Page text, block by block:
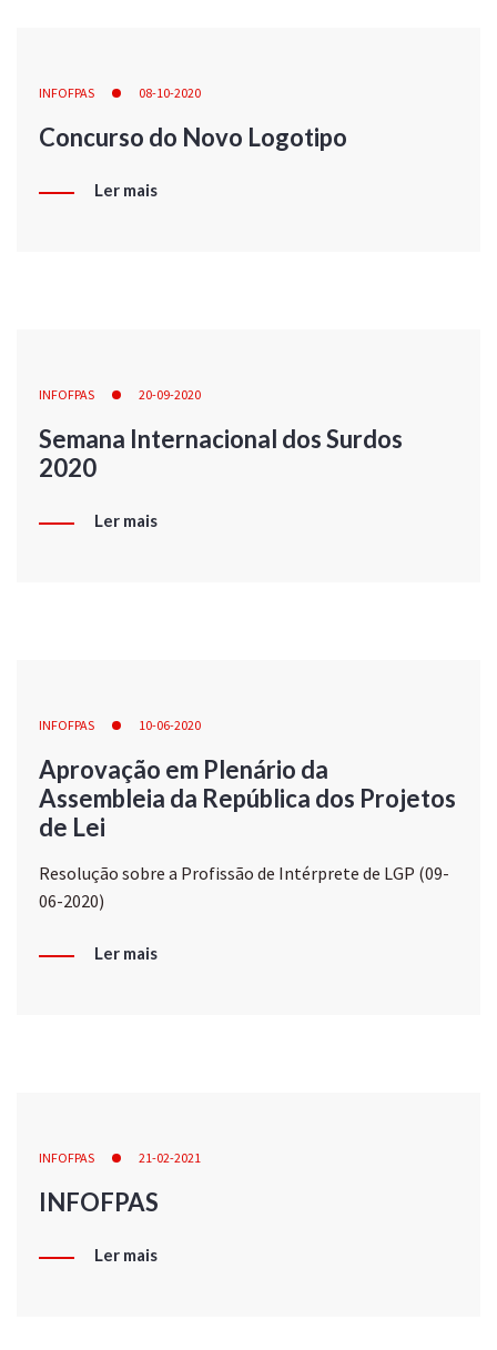
INFOFPAS 08-10-2020
Concurso do Novo Logotipo
Ler mais
INFOFPAS 20-09-2020
Semana Internacional dos Surdos
2020
Ler mais
INFOFPAS 10-06-2020
Aprovação em Plenário da
Assembleia da República dos Projetos
de Lei
Resolução sobre a Profissão de Intérprete de LGP (09-
06-2020)
Ler mais
INFOFPAS 21-02-2021
INFOFPAS
Ler mais